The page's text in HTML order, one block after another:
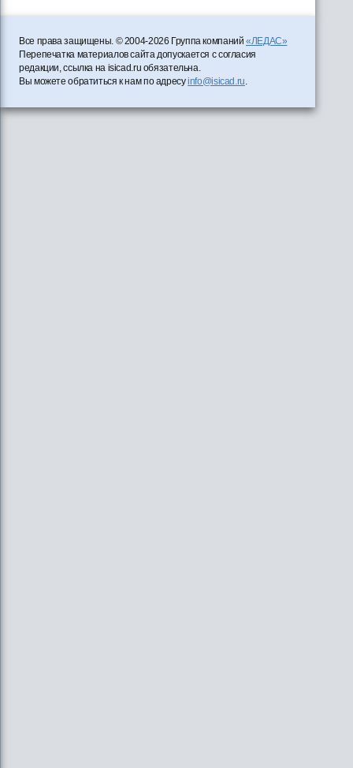
Все права защищены. © 2004-2026 Группа компаний«ЛЕДАС»
Перепечатка материалов сайта допускается с согласия
редакции, ссылка на isicad.ru обязательна.
Вы можете обратиться к нам по адресуinfo@isicad.ru.